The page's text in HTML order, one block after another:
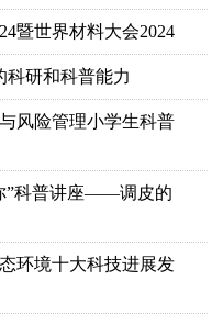
暨世界材料大会2024
科研和科普能力
风险管理小学生科普
”科普讲座——调皮的
环境十大科技进展发